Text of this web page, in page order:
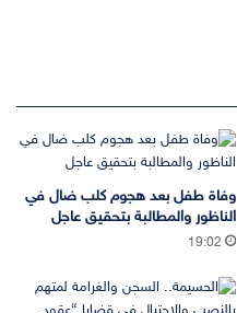
وفاة طفل بعد هجوم كلب ضال في
الناظور والمطالبة بتحقيق عاجل
19:02